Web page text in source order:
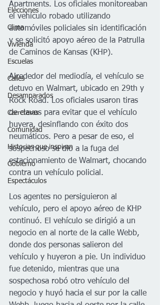
Elecciones
Clima
Vivienda
Escuelas
Calles
Desamparados
Carreteras
Comunidad
Historias que inspiran
Gobierno
Espectáculos
Apartments. Los oficiales monitoreaban
el vehículo robado utilizando
automóviles policiales sin identificación
y se solicitó apoyo aéreo de la Patrulla
de Caminos de Kansas (KHP).
Alrededor del mediodía, el vehículo se
detuvo en Walmart, ubicado en 29th y
Rock Road. Los oficiales usaron tiras
de clavos para evitar que el vehículo
huyera, desinflando con éxito dos
neumáticos. Pero a pesar de eso, el
sospechoso se dio a la fuga del
estacionamiento de Walmart, chocando
contra un vehículo policial.
Los agentes no persiguieron al
vehículo, pero el apoyo aéreo de KHP
continuó. El vehículo se dirigió a un
negocio en al norte de la calle Webb,
donde dos personas salieron del
vehículo y huyeron a pie. Un individuo
fue detenido, mientras que una
sospechosa robó otro vehículo del
negocio y huyó hacia el sur por la calle